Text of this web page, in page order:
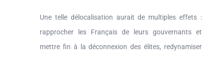
Une telle délocalisation aurait de multiples effets :
rapprocher les Français de leurs gouvernants et
mettre fin à la déconnexion des élites, redynamiser